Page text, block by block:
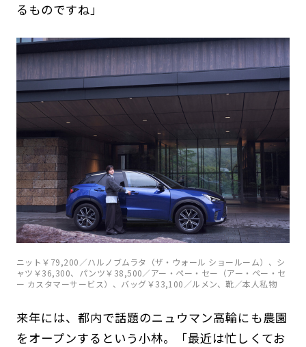
るものですね」
ニット￥79,200／ハルノブムラタ（ザ・ウォール ショールーム）、シ
ャツ￥36,300、パンツ￥38,500／アー・ペー・セー（アー・ペー・セ
ー カスタマーサービス）、バッグ￥33,100／ルメン、靴／本人私物
来年には、都内で話題のニュウマン高輪にも農園
をオープンするという小林。「最近は忙しくてお